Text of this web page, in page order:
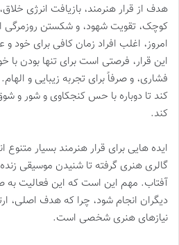
هدف از قرار هنرمند، بازیافت انرژی
کوچک، تقویت شهود، و شکستن روزمرگی
امروز، اغلب افراد زمان کافی برای خود
این قرار، فرصتی است برای تنها بودن با
فشاری، و صرفاً برای تجربه زیبایی و
کند تا دوباره با حس کنجکاوی و شور و
کند.
ایده هایی برای قرار هنرمند بسیار
گالری هنری گرفته تا شنیدن موسیقی
آفتاب. مهم این است که این فعالیت به
دیگران انجام شود، چرا که هدف اصلی،
نیازهای هنری شخصی است.